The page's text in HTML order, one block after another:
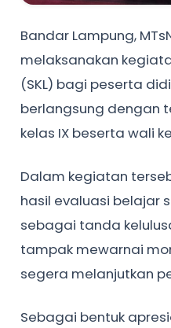
Bandar Lampung,
melaksanakan
(SKL) bagi peserta
berlangsung dengan
kelas IX beserta wali
Dalam kegiatan
hasil evaluasi belajar
sebagai tanda
tampak mewarnai
segera melanjutkan
Sebagai bentuk